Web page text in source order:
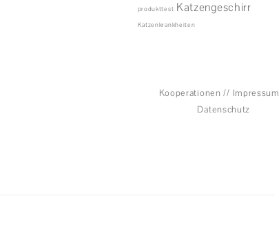
produkttest Katzengeschirr
Katzenkrankheiten
Kooperationen // Impressum
Datenschutz